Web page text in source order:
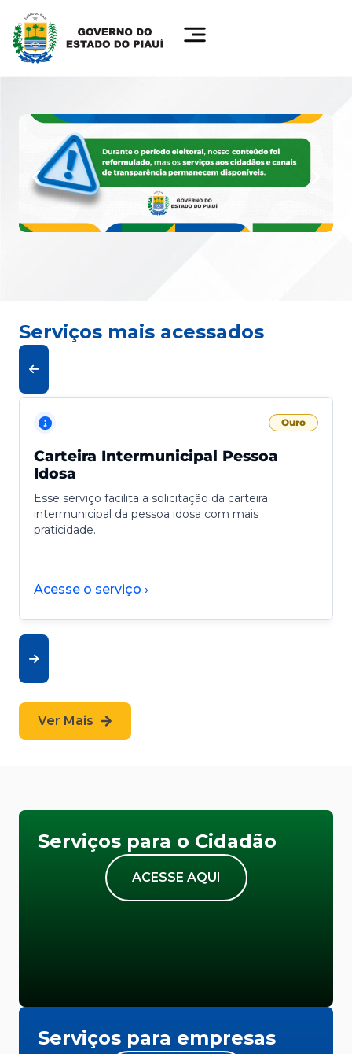
Serviços mais acessados
Ouro
Carteira Intermunicipal Pessoa
Idosa
Esse serviço facilita a solicitação da carteira
intermunicipal da pessoa idosa com mais
praticidade.
Acesse o serviço ›
Ver Mais
Serviços para o Cidadão
ACESSE AQUI
Serviços para empresas